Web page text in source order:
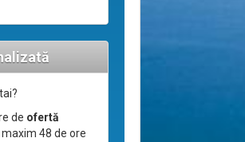
de ofertă
maxim 48 de ore